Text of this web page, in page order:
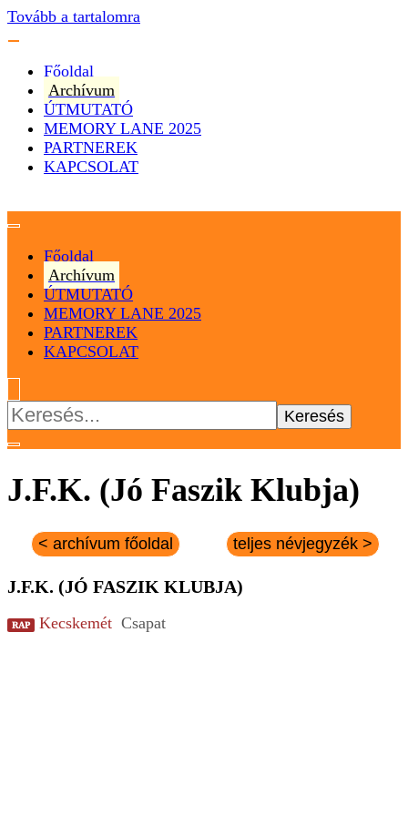
Tovább a tartalomra
Főoldal
Archívum
ÚTMUTATÓ
MEMORY LANE 2025
PARTNEREK
KAPCSOLAT
Magyar Hip Hop Archívum
Magyarország
Főoldal
Archívum
ÚTMUTATÓ
MEMORY LANE 2025
PARTNEREK
KAPCSOLAT
Keresés:
J.F.K. (Jó Faszik Klubja)
< archívum főoldal teljes névjegyzék >
J.F.K. (JÓ FASZIK KLUBJA)
RAP Kecskemét Csapat